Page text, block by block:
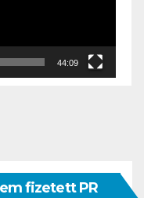
44:09
fizetett PR